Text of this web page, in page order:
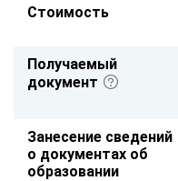
Стоимость
Получаемый
документ
Занесение сведений
о документах об
образовании